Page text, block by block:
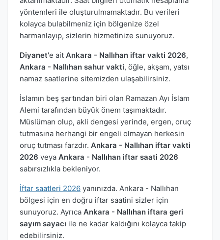
yöntemleri ile oluşturulmamaktadır. Bu verileri
kolayca bulabilmeniz için bölgenize özel
harmanlayıp, sizlerin hizmetinize sunuyoruz.
Diyanet'e ait Ankara - Nallıhan iftar vakti 2026,
Ankara - Nallıhan sahur vakti, öğle, akşam, yatsı
namaz saatlerine sitemizden ulaşabilirsiniz.
İslamın beş şartından biri olan Ramazan Ayı İslam
Alemi tarafından büyük önem taşımaktadır.
Müslüman olup, akli dengesi yerinde, ergen, oruç
tutmasına herhangi bir engeli olmayan herkesin
oruç tutması farzdır. Ankara - Nallıhan iftar vakti
2026 veya Ankara - Nallıhan iftar saati 2026
sabırsızlıkla bekleniyor.
İftar saatleri 2026 yanınızda. Ankara - Nallıhan
bölgesi için en doğru iftar saatini sizler için
sunuyoruz. Ayrıca Ankara - Nallıhan iftara geri
sayım sayacı ile ne kadar kaldığını kolayca takip
edebilirsiniz.